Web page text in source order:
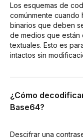
Los esquemas de
comúnmente
binarios que deben
de medios que están
textuales. Esto es
intactos sin
¿Cómo
Base64?
Descifrar una